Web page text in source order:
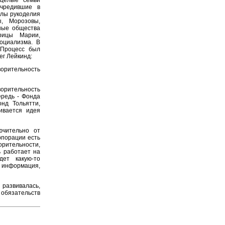
в
рукоделия
Морозовы,
общества
Марии,
В
Процесс был
Лейкинд:
- Фонда
Тольятти,
идея
от
есть
работает на
какую-то